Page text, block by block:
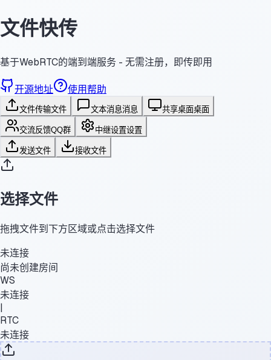
文件快传
基于WebRTC的端到端服务 - 无需注册，即传即用
开源地址 使用帮助
文件传输文件 文本消息消息 共享桌面桌面
交流反馈QQ群 中继设置设置
发送文件 接收文件
选择文件
拖拽文件到下方区域或点击选择文件
未连接
尚未创建房间
WS
未连接
|
RTC
未连接